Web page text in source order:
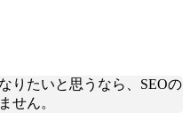
りたいと思うなら、SEOの
せん。